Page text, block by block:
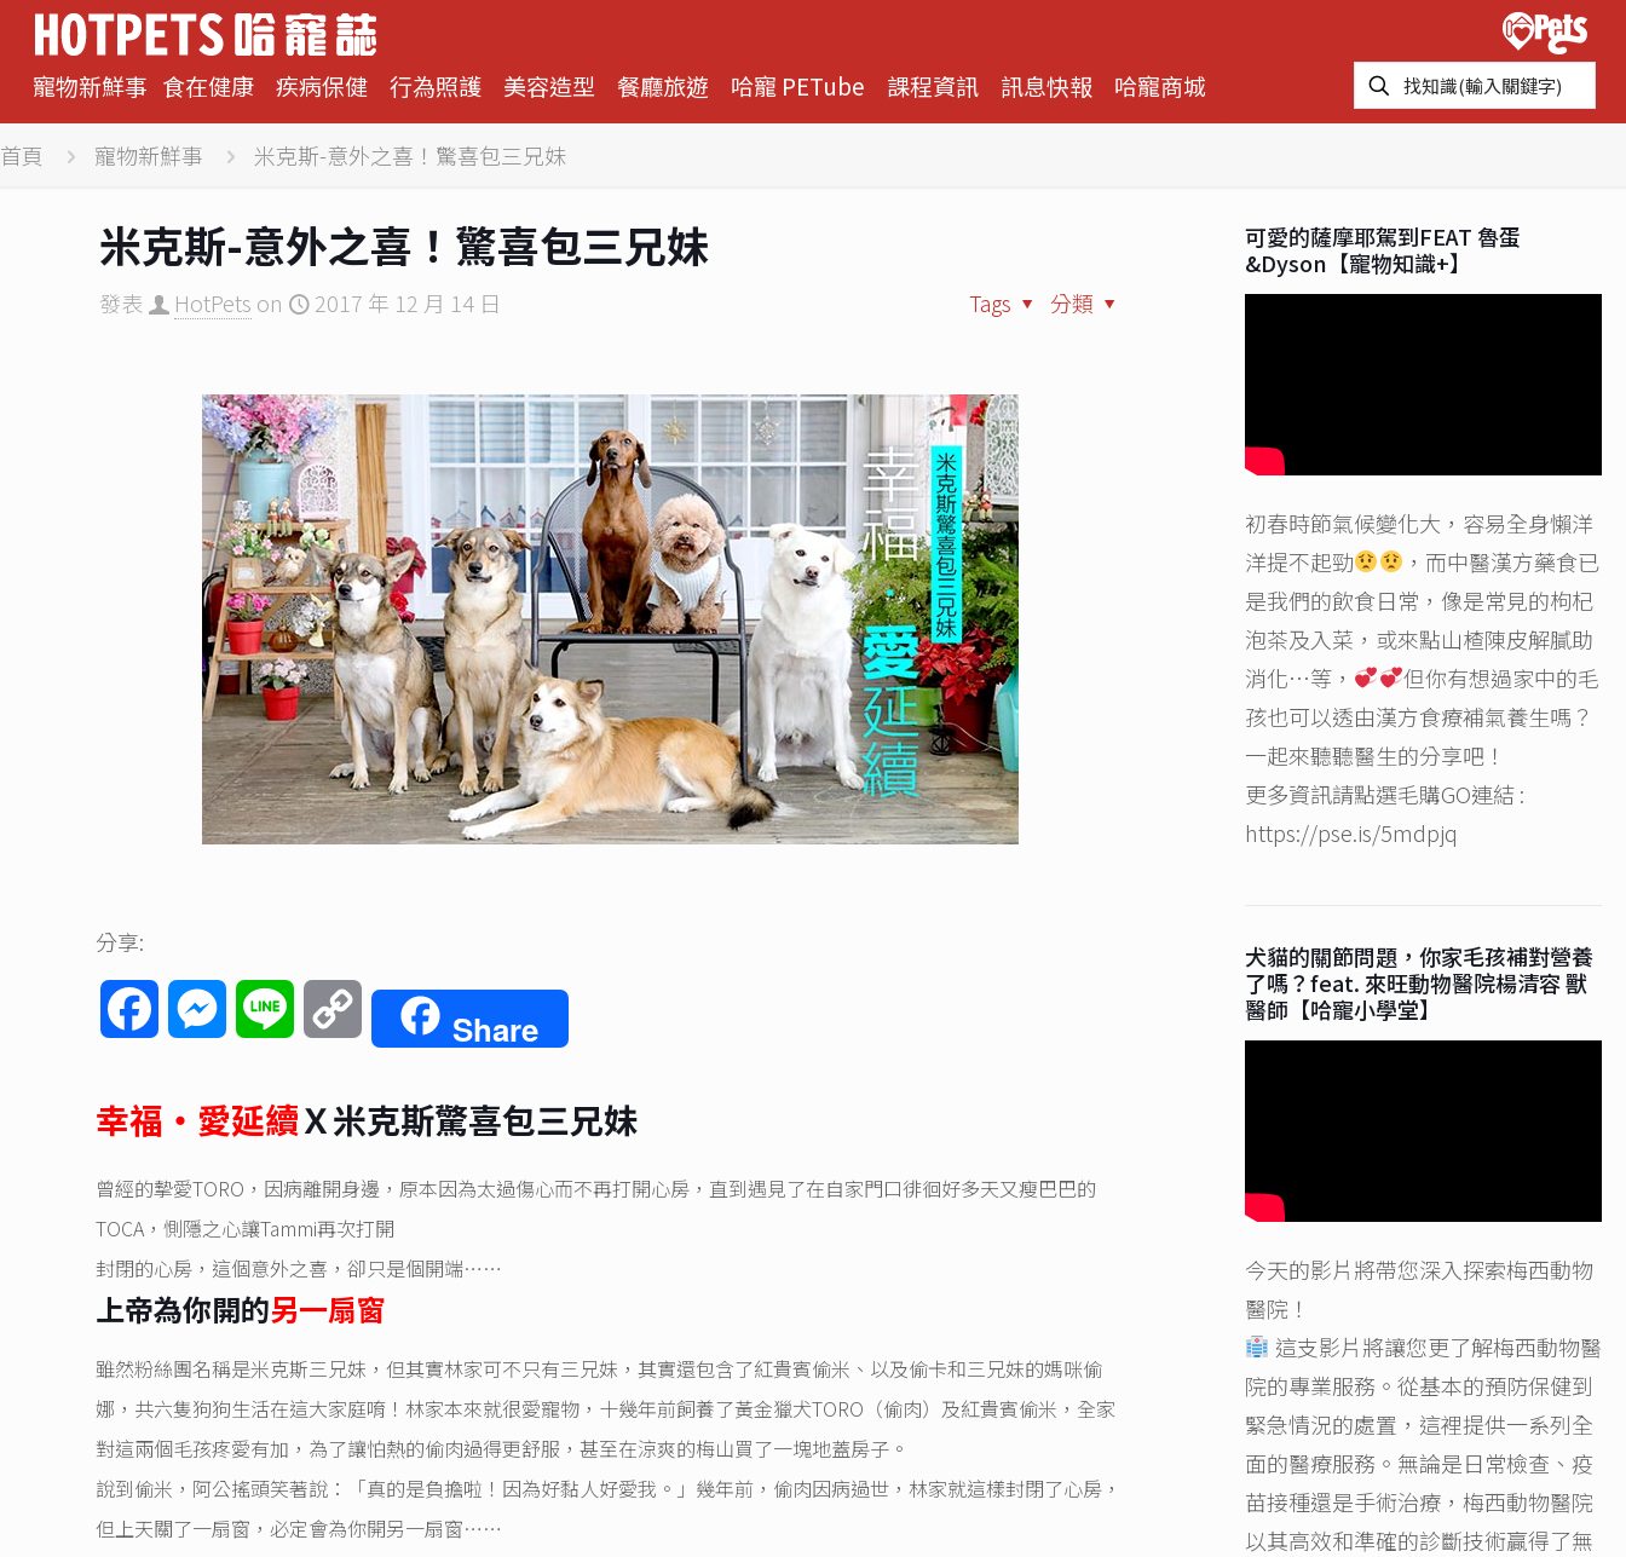
寵物新鮮事 食在健康 疾病保健 行為照護 美容造型 餐廳旅遊 哈寵 PETube 課程資訊 訊息快報 哈寵商城
首頁 寵物新鮮事 米克斯-意外之喜！驚喜包三兄妹
米克斯-意外之喜！驚喜包三兄妹
發表 HotPets on 2017 年 12 月 14 日 分類
Tags
分享:
FacebookMessenger
Line
Copy
Share
幸福‧愛延續Ｘ米克斯驚喜包三兄妹
曾經的摯愛TORO，因病離開身邊，原本因為太過傷心而不再打開心房，直到遇見了在自家門口徘徊好多天又瘦巴巴的
TOCA，惻隱之心讓Tammi再次打開
封閉的心房，這個意外之喜，卻只是個開端……
上帝為你開的另一扇窗
雖然粉絲團名稱是米克斯三兄妹，但其實林家可不只有三兄妹，其實還包含了紅貴賓偷米、以及偷卡和三兄妹的媽咪偷
娜，共六隻狗狗生活在這大家庭唷！林家本來就很愛寵物，十幾年前飼養了黃金獵犬TORO（偷肉）及紅貴賓偷米，全家
對這兩個毛孩疼愛有加，為了讓怕熱的偷肉過得更舒服，甚至在涼爽的梅山買了一塊地蓋房子。
說到偷米，阿公搖頭笑著說：「真的是負擔啦！因為好黏人好愛我。」幾年前，偷肉因病過世，林家就這樣封閉了心房，
但上天關了一扇窗，必定會為你開另一扇窗……
可愛的薩摩耶駕到FEAT 魯蛋
&Dyson【寵物知識+】
初春時節氣候變化大，容易全身懶洋
洋提不起勁
，而中醫漢方藥食已
是我們的飲食日常，像是常見的枸杞
泡茶及入菜，或來點山楂陳皮解膩助
消化…等，
但你有想過家中的毛
孩也可以透由漢方食療補氣養生嗎？
一起來聽聽醫生的分享吧！
更多資訊請點選毛購GO連結 :
https://pse.is/5mdpjq
犬貓的關節問題，你家毛孩補對營養
了嗎？feat. 來旺動物醫院楊清容 獸
醫師【哈寵小學堂】
今天的影片將帶您深入探索梅西動物
醫院！
這支影片將讓您更了解梅西動物醫
院的專業服務。從基本的預防保健到
緊急情況的處置，這裡提供一系列全
面的醫療服務。無論是日常檢查、疫
苗接種還是手術治療，梅西動物醫院
以其高效和準確的診斷技術贏得了無